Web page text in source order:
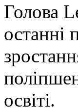
Голова
останні
освіті.